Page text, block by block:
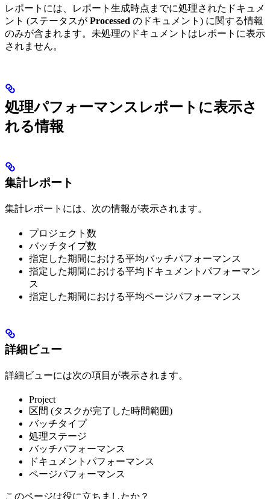
レポートには、レポート生成時点までに処理されたドキュメ
ント (ステータスが Processed のドキュメント) に関する情報
のみが含まれます。未処理のドキュメントはレポートに表示
されません。
処理パフォーマンスレポートに表示さ
れる情報
集計レポート
集計レポートには、次の情報が表示されます。
プロジェクト数
バッチタイプ数
指定した期間における平均バッチパフォーマンス
指定した期間における平均ドキュメントパフォーマン
ス
指定した期間における平均ページパフォーマンス
詳細ビュー
詳細ビューには次の項目が表示されます。
Project
区間 (タスクが完了した時間範囲)
バッチタイプ
処理ステージ
バッチパフォーマンス
ドキュメントパフォーマンス
ページパフォーマンス
このページは役に立ちましたか？